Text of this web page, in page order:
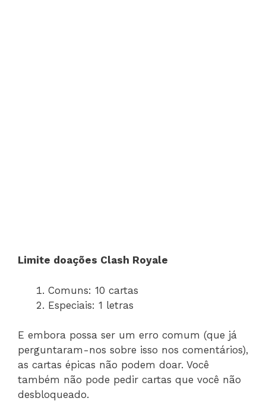
Limite doações Clash Royale
Comuns: 10 cartas
Especiais: 1 letras
E embora possa ser um erro comum (que já
perguntaram-nos sobre isso nos comentários),
as cartas épicas não podem doar. Você
também não pode pedir cartas que você não
desbloqueado.